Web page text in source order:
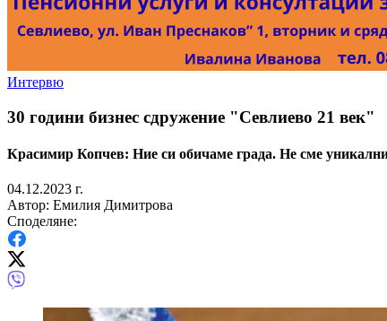
Интервю
30 години бизнес сдружение "Севлиево 21 век"
Красимир Копчев: Ние си обичаме града. Не сме
04.12.2023 г.
Автор: Емилия Димитрова
Споделяне: